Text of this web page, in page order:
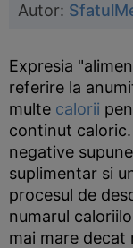
Autor:
Expresia
referire la
multe calorii
continut
negative
suplimentar si
procesul de
numarul
mai mare decat